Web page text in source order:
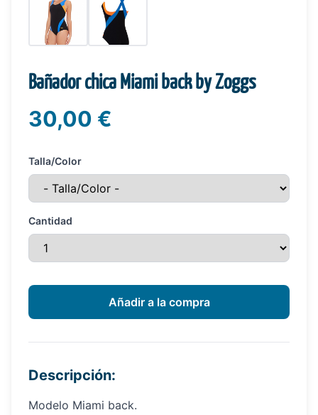
Bañador chica Miami back by Zoggs
30,00 €
Talla/Color
Cantidad
Descripción:
Modelo Miami back.